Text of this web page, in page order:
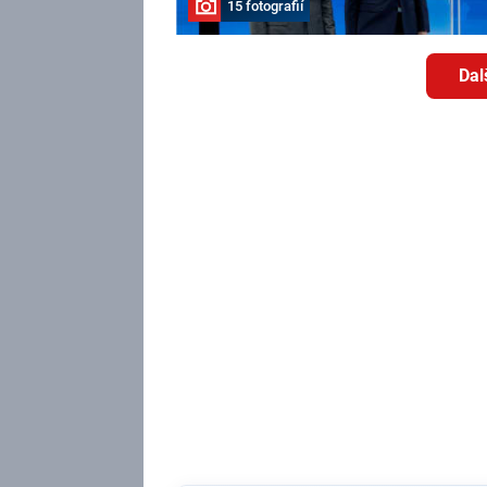
15 fotografií